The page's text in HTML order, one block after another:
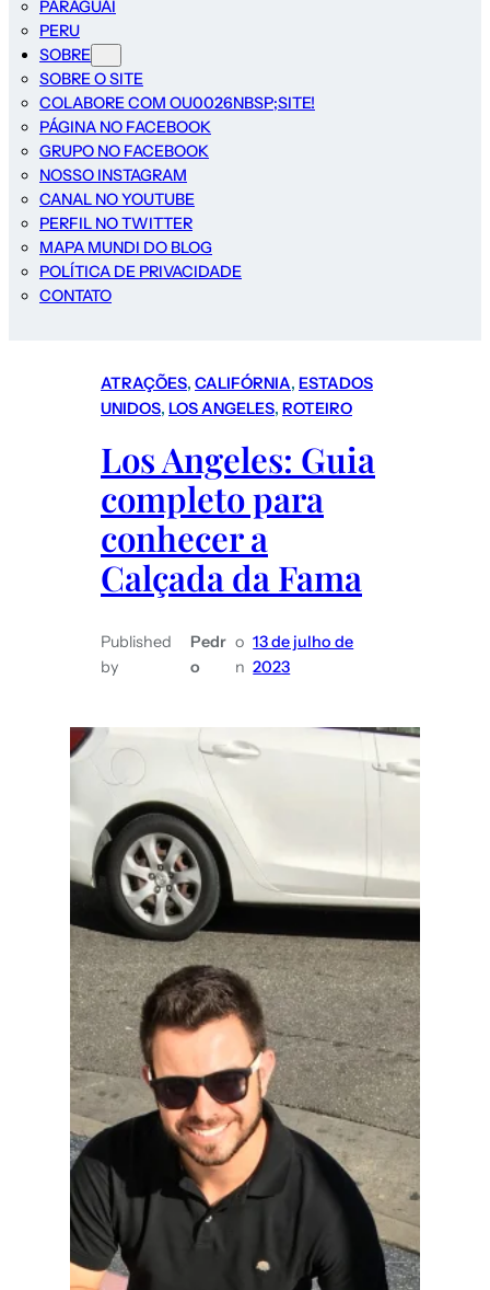
PARAGUAI
PERU
SOBRE
SOBRE O SITE
COLABORE COM OU0026NBSP;SITE!
PÁGINA NO FACEBOOK
GRUPO NO FACEBOOK
NOSSO INSTAGRAM
CANAL NO YOUTUBE
PERFIL NO TWITTER
MAPA MUNDI DO BLOG
POLÍTICA DE PRIVACIDADE
CONTATO
ATRAÇÕES, CALIFÓRNIA, ESTADOS
UNIDOS, LOS ANGELES, ROTEIRO
Los Angeles: Guia
completo para
conhecer a
Calçada da Fama
Published
by
Pedr
o
o
n
13 de julho de
2023